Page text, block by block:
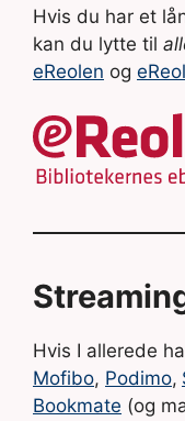
Hvis du har et
kan du lytte til
eReolen og
Hvis I allerede
Mofibo, Podimo,
Bookmate (og